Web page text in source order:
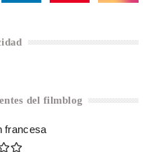
del filmblog
francesa